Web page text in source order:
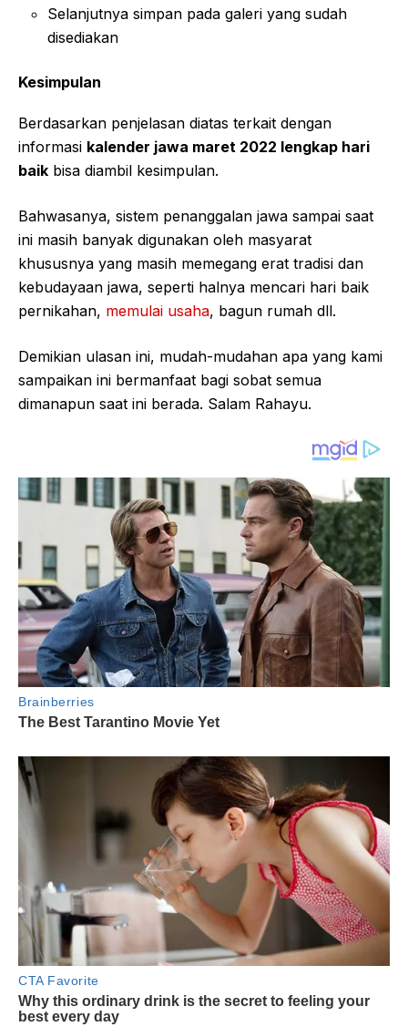
Selanjutnya simpan pada galeri yang sudah
disediakan
Kesimpulan
Berdasarkan penjelasan diatas terkait dengan
informasi kalender jawa maret 2022 lengkap hari
baik bisa diambil kesimpulan.
Bahwasanya, sistem penanggalan jawa sampai saat
ini masih banyak digunakan oleh masyarat
khususnya yang masih memegang erat tradisi dan
kebudayaan jawa, seperti halnya mencari hari baik
pernikahan, memulai usaha, bagun rumah dll.
Demikian ulasan ini, mudah-mudahan apa yang kami
sampaikan ini bermanfaat bagi sobat semua
dimanapun saat ini berada. Salam Rahayu.